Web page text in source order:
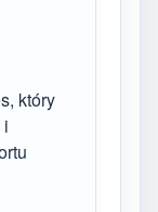
który
i